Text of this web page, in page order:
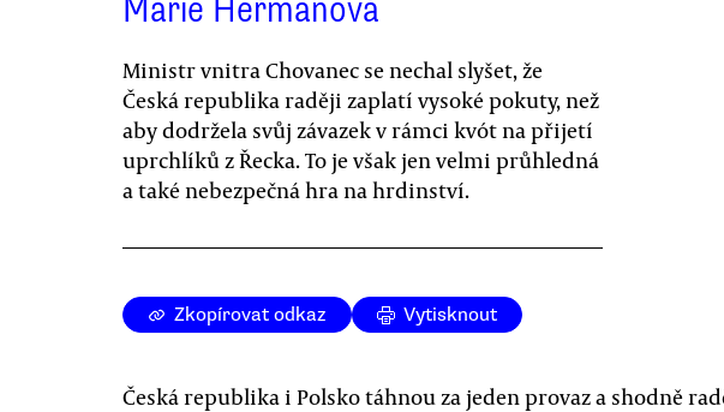
Ministr vnitra Chovanec se nechal slyšet, že
Česká republika raději zaplatí vysoké pokuty, než
aby dodržela svůj závazek v rámci kvót na přijetí
uprchlíků z Řecka. To je však jen velmi průhledná
a také nebezpečná hra na hrdinství.
Zkopírovat odkaz Vytisknout
Česká republika i Polsko táhnou za jeden provaz a shodně